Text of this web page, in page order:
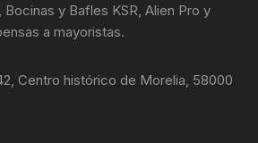
y Bafles KSR, Alien Pro y
a mayoristas.
Centro histórico de Morelia, 58000